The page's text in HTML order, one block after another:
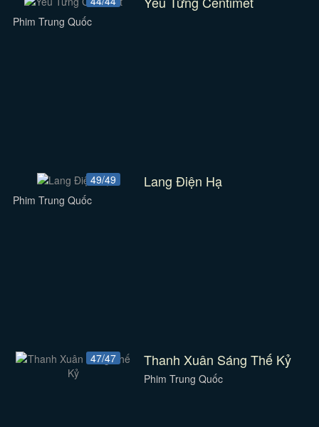
Phim Trung Quốc
49/49 Lang Điện Hạ
Phim Trung Quốc
47/47 Thanh Xuân Sáng Thế Kỷ
Phim Trung Quốc